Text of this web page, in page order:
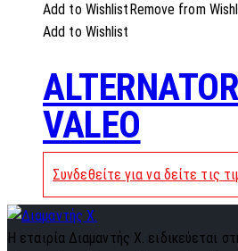
Add to Wishlist Remove from
Add to Wishlist
VALEO
Συνδεθείτε για να δείτε τις
Η εταιρία Διαμαντής Χ. ειδικεύεται